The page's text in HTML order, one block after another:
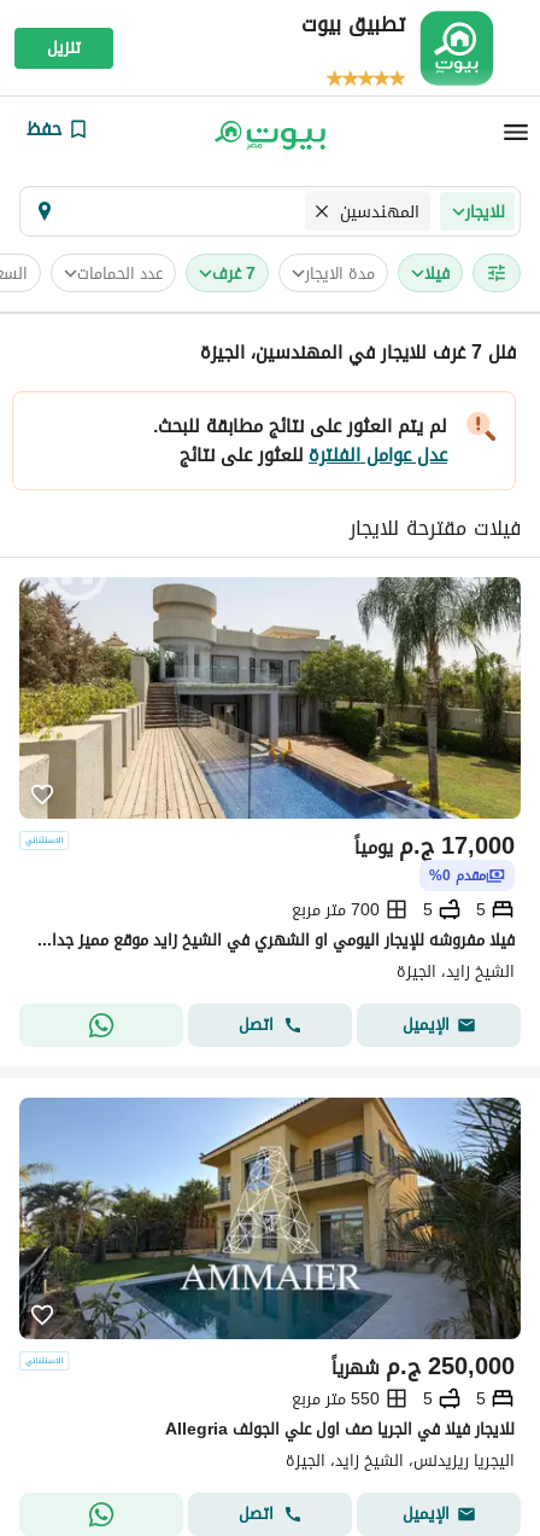
تطبيق بيوت
تنزيل
حفظ
للايجار المهندسين
فیلا مدة الايجار 7 غرف عدد الحمامات
فلل 7 غرف للايجار في المهندسين، الجيزة
لم يتم العثور على نتائج مطابقة للبحث.
عدل عوامل الفلترةللعثور على نتائج
فيلات مقترحة للايجار
ج.م17,000 يومياً
مقدم 0%
5
5
700 متر مربع
فيلا مفروشه للإيجار اليومي او الشهري في الشيخ زايد موقع مميز جدا بجوارك اركان مول
الشيخ زايد، الجيزة
الإيميل
اتصل
ج.م250,000 شهرياً
5
5
550 متر مربع
للايجار فيلا في الجريا صف اول علي الجولف Allegria
اليجريا ريزيدنس، الشيخ زايد، الجيزة
الإيميل
اتصل